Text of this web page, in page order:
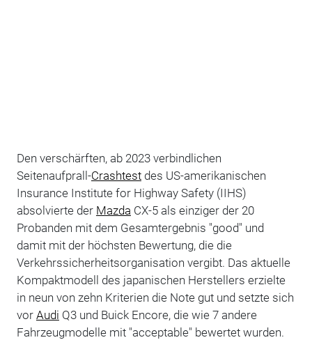
Den verschärften, ab 2023 verbindlichen
Seitenaufprall-Crashtestdes US-amerikanischen
Insurance Institute for Highway Safety (IIHS)
absolvierte der Mazda CX-5 als einziger der 20
Probanden mit dem Gesamtergebnis "good" und
damit mit der höchsten Bewertung, die die
Verkehrssicherheitsorganisation vergibt. Das aktuelle
Kompaktmodell des japanischen Herstellers erzielte
in neun von zehn Kriterien die Note gut und setzte sich
vor Audi Q3 und Buick Encore, die wie 7 andere
Fahrzeugmodelle mit "acceptable" bewertet wurden.